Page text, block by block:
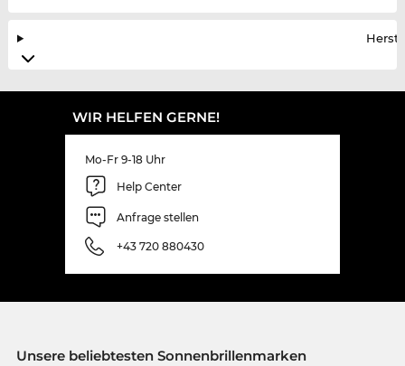
WIR HELFEN GERNE!
Mo-Fr 9-18 Uhr
Help Center
Anfrage stellen
+43 720 880430
Unsere beliebtesten Sonnenbrillenmarken